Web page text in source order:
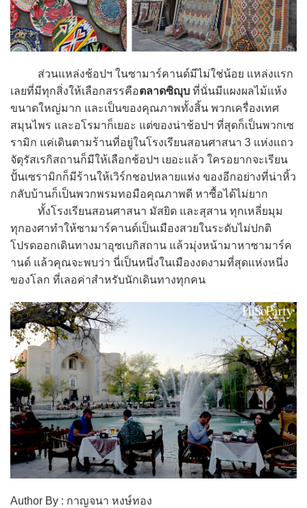
ส่วนแหล่งช้อปฯ ในซามาร์คานด์มีไม่ใช่น้อย แหล่งแรก
เลยที่มีทุกสิ่งให้เลือกสรรคือตลาดซิญุบ ที่นั่นมีแผงผลไม้แห้ง
ขนาดใหญ่มาก และเป็นของคุณภาพทั้งสิ้น พวกเครื่องเทศ
สมุนไพร และอโรมาก็เยอะ แต่ของน่าช้อปฯ ที่สุดก็เป็นพวกเซ
รามิก แค่เดินตามร้านที่อยู่ในโรงเรียนสอนศาสนา 3 แห่งแถว
จัตุรัสเรกิสถานก็มีให้เลือกช้อปฯ เยอะแล้ว ใครอยากจะเรียน
ปั้นเซรามิกก็มีร้านให้เวิร์กชอปหลายแห่ง ของอีกอย่างที่น่าหิ้ว
กลับบ้านก็เป็นพวกพรมทอมือคุณภาพดี หาซื้อได้ไม่ยาก
ทั้งโรงเรียนสอนศาสนา มัสยิด และสุสาน ทุกเหลี่ยมุม
ทุกองศาทำให้ซามาร์คานด์เป็นเมืองสวยในระดับไม่ปกติ
โปรดออกเดินทางมาอุซเบกิสถาน แล้วมุ่งหน้ามาหาซามาร์ค
านด์ แล้วคุณจะพบว่า นี่เป็นหนึ่งในเมืองงดงามที่สุดแห่งหนึ่ง
ของโลก ที่เลอค่าสำหรับนักเดินทางทุกคน
Author By : กาญจนา หงษ์ทอง